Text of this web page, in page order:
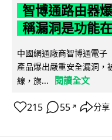
智博通路由器
稱漏洞是功能
中國網通廠商智博通電
產品爆出嚴重安全漏洞，
線，旗...
閱讀全文
215 55 ↗ 分享